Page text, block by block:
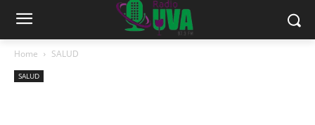
Home SALUD
SALUD